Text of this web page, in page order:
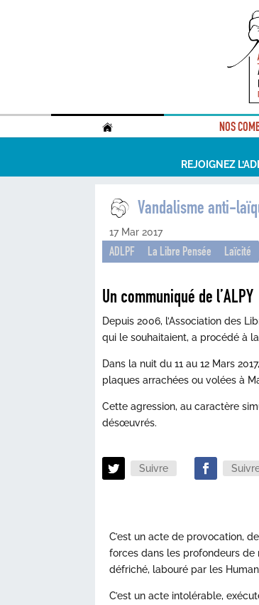
. NOS
REJOIGNEZ
Vandalisme anti-
17 Mar 2017
ADLPF La Libre Pensée Laïcité
Un communiqué de l’ALPY
Depuis 2006, l’Association des
qui le souhaitaient, a procédé à
Dans la nuit du 11 au 12 Mars
plaques arrachées ou volées à
Cette agression, au caractère
désœuvrés.
Suivre
C’est un acte de provocation,
forces dans les profondeurs de
défriché, labouré par les
C’est un acte intolérable,